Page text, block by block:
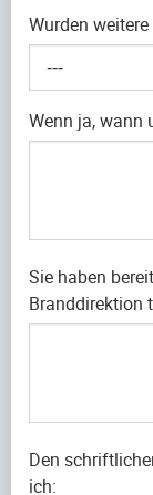
Wurden
---
Wenn ja, wann
Sie haben
Branddirektion
Den
ich: